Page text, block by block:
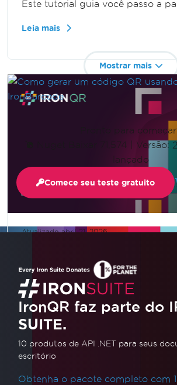
Este tutorial guia você passo a
Leia mais
Atualizadoabril 21, 2026
C# com IronBarcode
Este tutorial orienta você na
códigos QR usando C# e a
IronBarcode. Você aprenderá
biblioteca, criar e personalizar
adicionar logotipos. O tutorial
claras e práticas para ajudá-lo a
Leia mais
Mostrar mais
Pronto para
Nuget Baixar 71,574
Versão:
lançado
Comece seu teste gratuito
IronQR faz parte do
SUITE.
10 produtos de API .NET para seus
escritório
Obtenha o pacote completo com